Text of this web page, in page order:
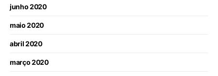
junho 2020
maio 2020
abril 2020
março 2020